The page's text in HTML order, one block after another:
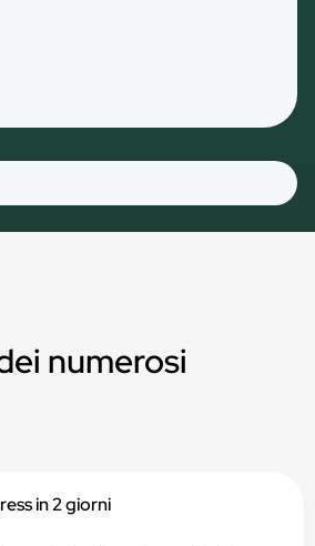
numerosi
in 2 giorni